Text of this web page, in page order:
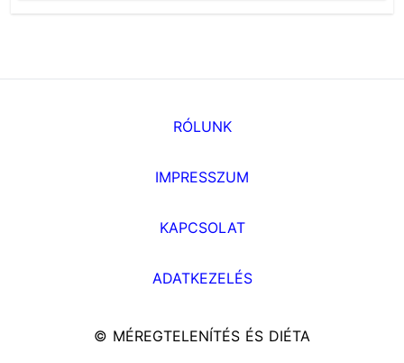
RÓLUNK
IMPRESSZUM
KAPCSOLAT
ADATKEZELÉS
© MÉREGTELENÍTÉS ÉS DIÉTA